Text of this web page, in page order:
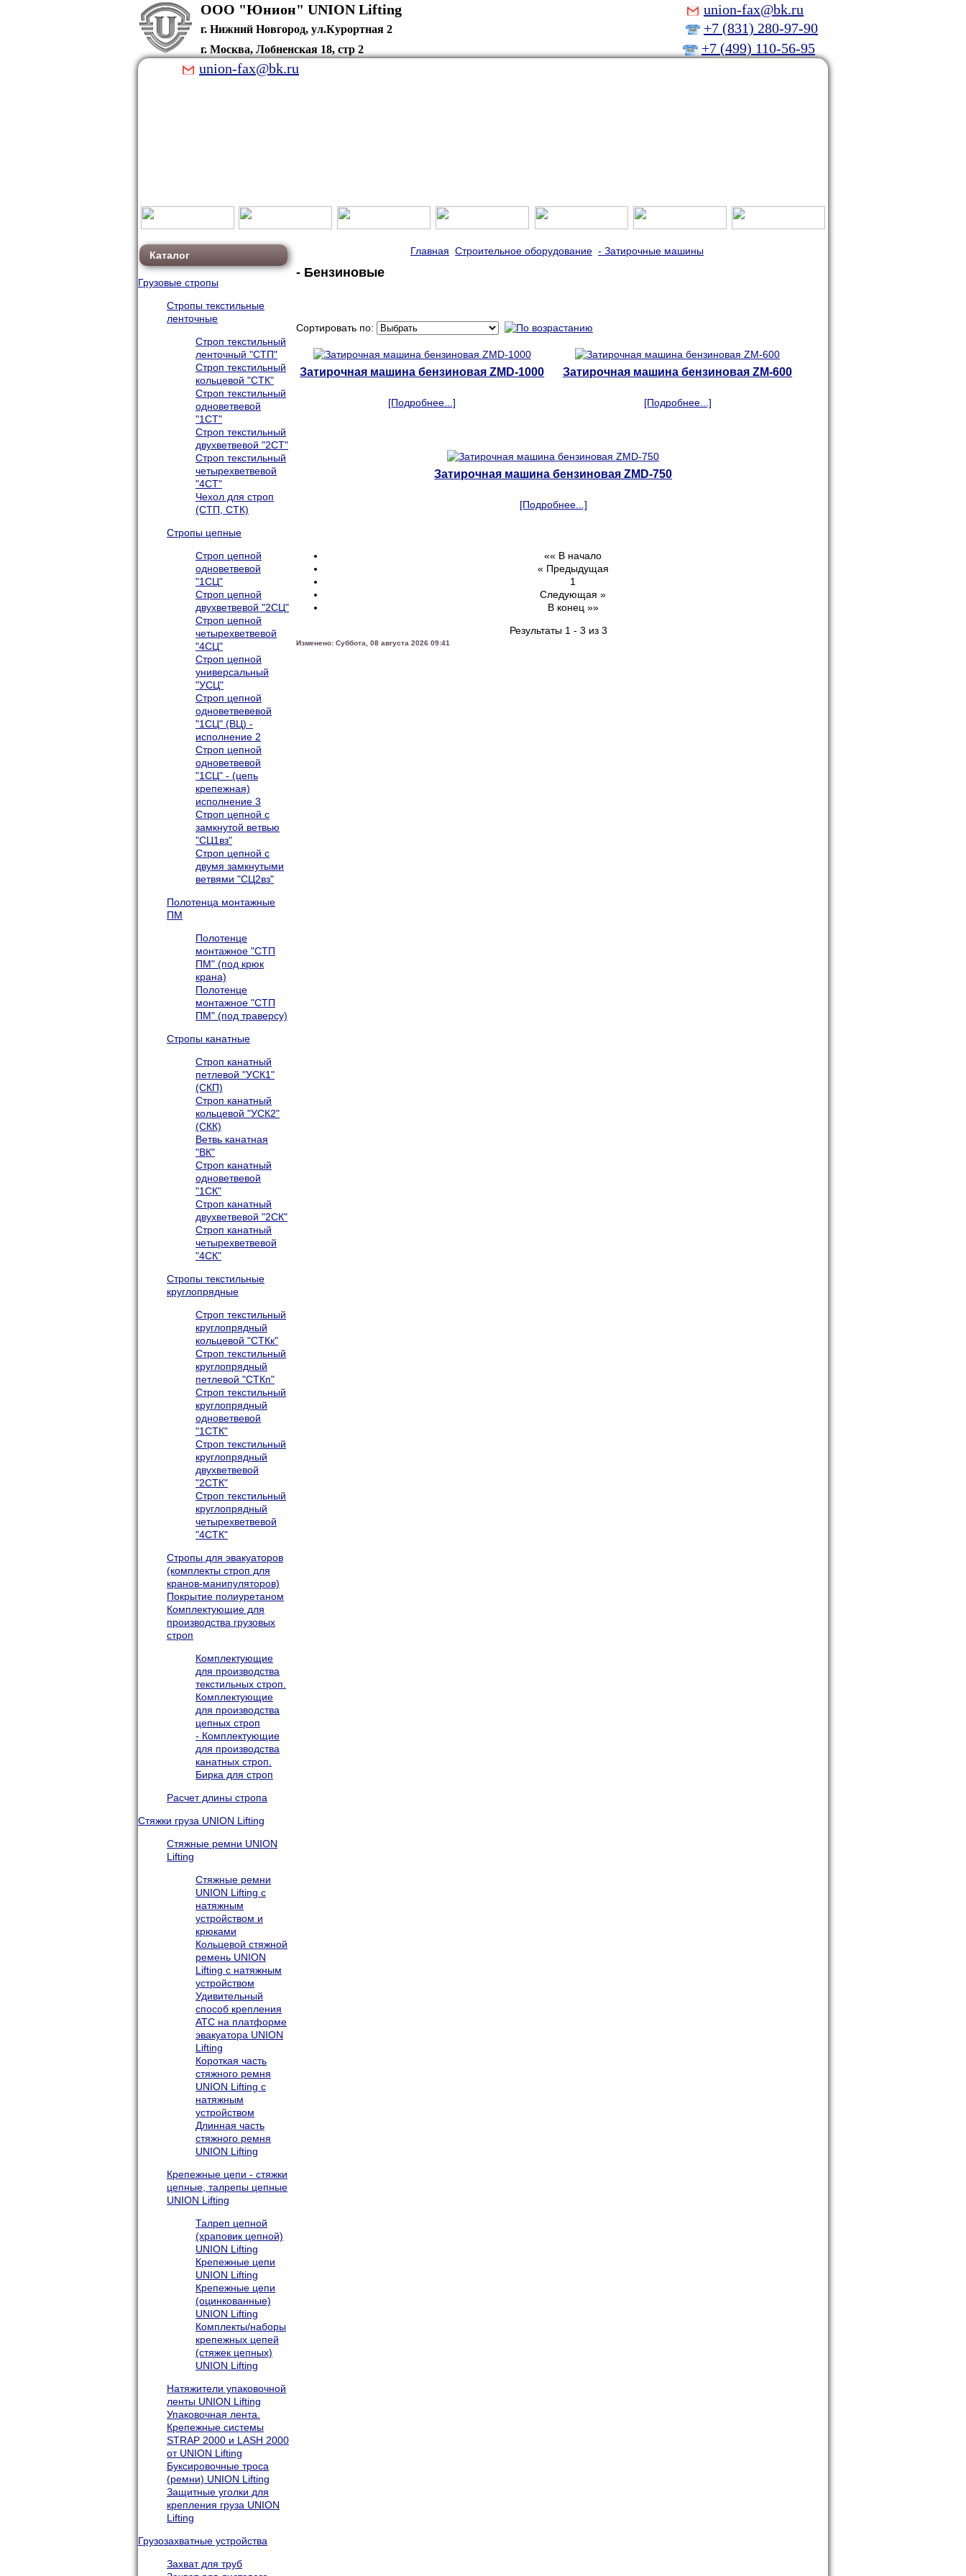
ООО "Юнион" UNION Lifting union-fax@bk.ru
г. Нижний Новгород, ул.Курортная 2 +7 (831) 280-97-90
г. Москва, Лобненская 18, стр 2
+7 (499) 110-56-95
union-fax@bk.ru
Каталог
Грузовые стропы
Стропы текстильные
ленточные
Строп текстильный
ленточный "СТП"
Строп текстильный
кольцевой "СТК"
Строп текстильный
одноветвевой
"1СТ"
Строп текстильный
двухветвевой "2СТ"
Строп текстильный
четырехветвевой
"4СТ"
Чехол для строп
(СТП, СТК)
Стропы цепные
Строп цепной
одноветвевой
"1СЦ"
Строп цепной
двухветвевой "2СЦ"
Строп цепной
четырехветвевой
"4СЦ"
Строп цепной
универсальный
"УСЦ"
Строп цепной
одноветвевевой
"1СЦ" (ВЦ) -
исполнение 2
Строп цепной
одноветвевой
"1СЦ" - (цепь
крепежная)
исполнение 3
Строп цепной с
замкнутой ветвью
"СЦ1вз"
Строп цепной с
двумя замкнутыми
ветвями "СЦ2вз"
Полотенца монтажные
ПМ
Полотенце
монтажное "СТП
ПМ" (под крюк
крана)
Полотенце
монтажное "СТП
ПМ" (под траверсу)
Стропы канатные
Строп канатный
петлевой "УСК1"
(СКП)
Строп канатный
кольцевой "УСК2"
(СКК)
Ветвь канатная
"ВК"
Строп канатный
одноветвевой
"1СК"
Строп канатный
двухветвевой "2СК"
Строп канатный
четырехветвевой
"4СК"
Стропы текстильные
круглопрядные
Строп текстильный
круглопрядный
кольцевой "СТКк"
Строп текстильный
круглопрядный
петлевой "СТКп"
Строп текстильный
круглопрядный
одноветвевой
"1СТК"
Строп текстильный
круглопрядный
двухветвевой
"2СТК"
Строп текстильный
круглопрядный
четырехветвевой
"4СТК"
Cтропы для эвакуаторов
(комплекты строп для
кранов-манипуляторов)
Покрытие полиуретаном
Комплектующие для
производства грузовых
строп
Комплектующие
для производства
текстильных строп.
Комплектующие
для производства
цепных строп
- Комплектующие
для производства
канатных строп.
Бирка для строп
Расчет длины стропа
Стяжки груза UNION Lifting
Стяжные ремни UNION
Lifting
Стяжные ремни
UNION Lifting с
натяжным
устройством и
крюками
Кольцевой стяжной
ремень UNION
Lifting с натяжным
устройством
Удивительный
способ крепления
АТС на платформе
эвакуатора UNION
Lifting
Короткая часть
стяжного ремня
UNION Lifting с
натяжным
устройством
Длинная часть
стяжного ремня
UNION Lifting
Крепежные цепи - стяжки
цепные, талрепы цепные
UNION Lifting
Талреп цепной
(храповик цепной)
UNION Lifting
Крепежные цепи
UNION Lifting
Крепежные цепи
(оцинкованные)
UNION Lifting
Комплекты/наборы
крепежных цепей
(стяжек цепных)
UNION Lifting
Натяжители упаковочной
ленты UNION Lifting
Упаковочная лента.
Крепежные системы
STRAP 2000 и LASH 2000
от UNION Lifting
Буксировочные троса
(ремни) UNION Lifting
Защитные уголки для
крепления груза UNION
Lifting
Грузозахватные устройства
Захват для труб
Главная Строительное оборудование - Затирочные машины
- Бензиновые
Сортировать по:
Затирочная машина бензиновая ZMD-1000
[Подробнее...]
Затирочная машина бензиновая ZM-600
[Подробнее...]
Затирочная машина бензиновая ZMD-750
[Подробнее...]
«« В начало
« Предыдущая
1
Следующая »
В конец »»
Результаты 1 - 3 из 3
Изменено: Суббота, 08 августа 2026 09:41